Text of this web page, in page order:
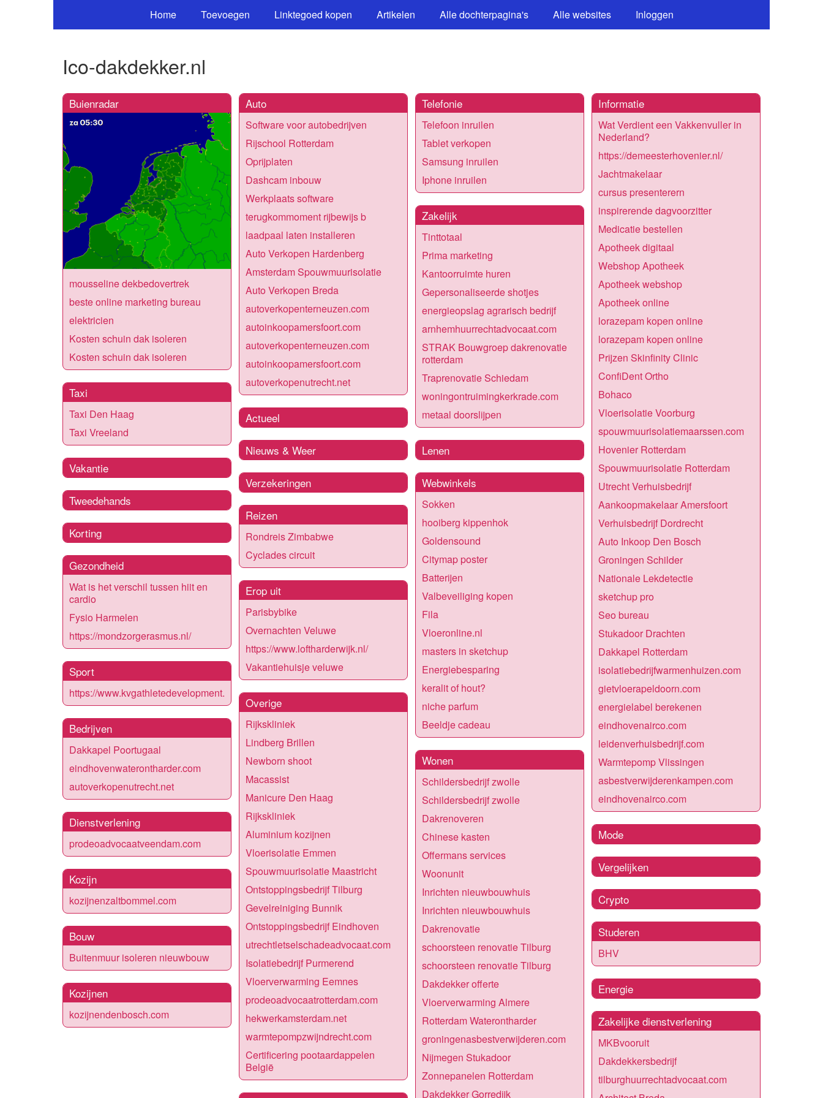
Home Toevoegen Linktegoed kopen Artikelen Alle dochterpagina's Alle websites Inloggen
Ico-dakdekker.nl
Buienradar
mousseline dekbedovertrek
beste online marketing bureau
elektricien
Kosten schuin dak isoleren
Kosten schuin dak isoleren
Taxi
Taxi Den Haag
Taxi Vreeland
Vakantie
Tweedehands
Korting
Gezondheid
Wat is het verschil tussen hiit en
cardio
Fysio Harmelen
https://mondzorgerasmus.nl/
Sport
https://www.kvgathletedevelopment.nl/
Bedrijven
Dakkapel Poortugaal
eindhovenwaterontharder.com
autoverkopenutrecht.net
Dienstverlening
prodeoadvocaatveendam.com
Kozijn
kozijnenzaltbommel.com
Bouw
Buitenmuur isoleren nieuwbouw
Kozijnen
kozijnendenbosch.com
Auto
Software voor autobedrijven
Rijschool Rotterdam
Oprijplaten
Dashcam inbouw
Werkplaats software
terugkommoment rijbewijs b
laadpaal laten installeren
Auto Verkopen Hardenberg
Amsterdam Spouwmuurisolatie
Auto Verkopen Breda
autoverkopenterneuzen.com
autoinkoopamersfoort.com
autoverkopenterneuzen.com
autoinkoopamersfoort.com
autoverkopenutrecht.net
Actueel
Nieuws & Weer
Verzekeringen
Reizen
Rondreis Zimbabwe
Cyclades circuit
Erop uit
Parisbybike
Overnachten Veluwe
https://www.loftharderwijk.nl/
Vakantiehuisje veluwe
Overige
Rijkskliniek
Lindberg Brillen
Newborn shoot
Macassist
Manicure Den Haag
Rijkskliniek
Aluminium kozijnen
Vloerisolatie Emmen
Spouwmuurisolatie Maastricht
Ontstoppingsbedrijf Tilburg
Gevelreiniging Bunnik
Ontstoppingsbedrijf Eindhoven
utrechtletselschadeadvocaat.com
Isolatiebedrijf Purmerend
Vloerverwarming Eemnes
prodeoadvocaatrotterdam.com
hekwerkamsterdam.net
warmtepompzwijndrecht.com
Certificering pootaardappelen
België
Telefonie
Telefoon inruilen
Tablet verkopen
Samsung inruilen
Iphone inruilen
Zakelijk
Tinttotaal
Prima marketing
Kantoorruimte huren
Gepersonaliseerde shotjes
energieopslag agrarisch bedrijf
arnhemhuurrechtadvocaat.com
STRAK Bouwgroep dakrenovatie
rotterdam
Traprenovatie Schiedam
woningontruimingkerkrade.com
metaal doorslijpen
Lenen
Webwinkels
Sokken
hooiberg kippenhok
Goldensound
Citymap poster
Batterijen
Valbeveiliging kopen
Fila
Vloeronline.nl
masters in sketchup
Energiebesparing
keralit of hout?
niche parfum
Beeldje cadeau
Wonen
Schildersbedrijf zwolle
Schildersbedrijf zwolle
Dakrenoveren
Chinese kasten
Offermans services
Woonunit
Inrichten nieuwbouwhuis
Inrichten nieuwbouwhuis
Dakrenovatie
schoorsteen renovatie Tilburg
schoorsteen renovatie Tilburg
Dakdekker offerte
Vloerverwarming Almere
Rotterdam Waterontharder
groningenasbestverwijderen.com
Nijmegen Stukadoor
Zonnepanelen Rotterdam
Dakdekker Gorredijk
Informatie
Wat Verdient een Vakkenvuller in
Nederland?
https://demeesterhovenier.nl/
Jachtmakelaar
cursus presenterern
inspirerende dagvoorzitter
Medicatie bestellen
Apotheek digitaal
Webshop Apotheek
Apotheek webshop
Apotheek online
lorazepam kopen online
lorazepam kopen online
Prijzen Skinfinity Clinic
ConfiDent Ortho
Bohaco
Vloerisolatie Voorburg
spouwmuurisolatiemaarssen.com
Hovenier Rotterdam
Spouwmuurisolatie Rotterdam
Utrecht Verhuisbedrijf
Aankoopmakelaar Amersfoort
Verhuisbedrijf Dordrecht
Auto Inkoop Den Bosch
Groningen Schilder
Nationale Lekdetectie
sketchup pro
Seo bureau
Stukadoor Drachten
Dakkapel Rotterdam
isolatiebedrijfwarmenhuizen.com
gietvloerapeldoorn.com
energielabel berekenen
eindhovenairco.com
leidenverhuisbedrijf.com
Warmtepomp Vlissingen
asbestverwijderenkampen.com
eindhovenairco.com
Mode
Vergelijken
Crypto
Studeren
BHV
Energie
Zakelijke dienstverlening
MKBvooruit
Dakdekkersbedrijf
tilburghuurrechtadvocaat.com